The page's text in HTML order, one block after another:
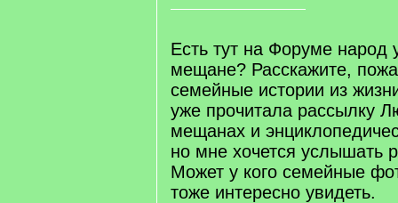
Есть тут на Форуме народ
мещане? Расскажите,
семейные истории из
уже прочитала рассылку
мещанах и
но мне хочется услышать
Может у кого семейные
тоже интересно увидеть.